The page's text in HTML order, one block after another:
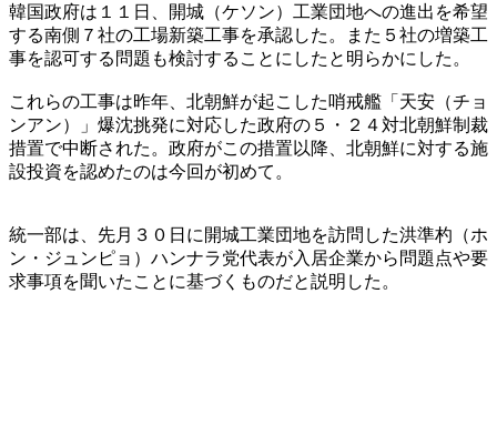
韓国政府は１１日、開城（ケソン）工業団地への進出を希望
する南側７社の工場新築工事を承認した。また５社の増築工
事を認可する問題も検討することにしたと明らかにした。
これらの工事は昨年、北朝鮮が起こした哨戒艦「天安（チョ
ンアン）」爆沈挑発に対応した政府の５・２４対北朝鮮制裁
措置で中断された。政府がこの措置以降、北朝鮮に対する施
設投資を認めたのは今回が初めて。
統一部は、先月３０日に開城工業団地を訪問した洪準杓（ホ
ン・ジュンピョ）ハンナラ党代表が入居企業から問題点や要
求事項を聞いたことに基づくものだと説明した。